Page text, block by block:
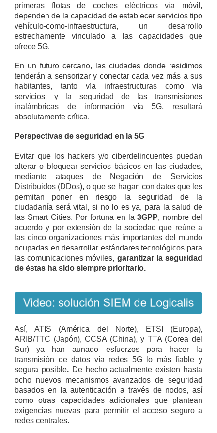
primeras flotas de coches eléctricos vía móvil,
dependen de la capacidad de establecer servicios tipo
vehículo-como-infraestructura, un desarrollo
estrechamente vinculado a las capacidades que
ofrece 5G.
En un futuro cercano, las ciudades donde residimos
tenderán a sensorizar y conectar cada vez más a sus
habitantes, tanto vía infraestructuras como vía
servicios; y la seguridad de las transmisiones
inalámbricas de información vía 5G, resultará
absolutamente crítica.
Perspectivas de seguridad en la 5G
Evitar que los hackers y/o ciberdelincuentes puedan
alterar o bloquear servicios básicos en las ciudades,
mediante ataques de Negación de Servicios
Distribuidos (DDos), o que se hagan con datos que les
permitan poner en riesgo la seguridad de la
ciudadanía será vital, si no lo es ya, para la salud de
las Smart Cities. Por fortuna en la3GPP, nombre del
acuerdo y por extensión de la sociedad que reúne a
las cinco organizaciones más importantes del mundo
ocupadas en desarrollar estándares tecnológicos para
las comunicaciones móviles, garantizar la seguridad
de éstas ha sido siempre prioritario.
Así, ATIS (América del Norte), ETSI (Europa),
ARIB/TTC (Japón), CCSA (China), y TTA (Corea del
Sur) ya han aunado esfuerzos para hacer la
transmisión de datos vía redes 5G lo más fiable y
segura posible.De hecho actualmente existen hasta
ocho nuevos mecanismos avanzados de seguridad
basados en la autenticación a través de nodos, así
como otras capacidades adicionales que plantean
exigencias nuevas para permitir el acceso seguro a
redes centrales.